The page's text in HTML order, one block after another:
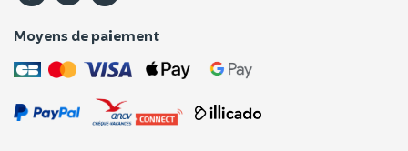
Moyens de paiement